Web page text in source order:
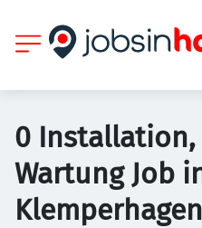
0 Installation,
Wartung Job